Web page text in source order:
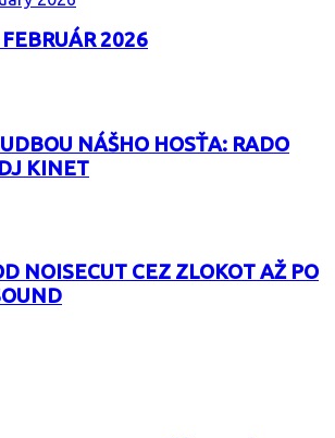
2026
NÁŠHO HOSŤA: RADO
KINET
NOISECUT CEZ ZLOKOT AŽ PO